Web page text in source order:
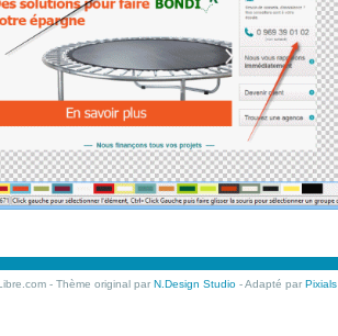
- Thème original par N.Design Studio - Adapté par Pixials